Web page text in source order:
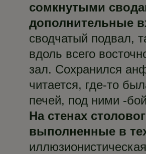
сомкнутыми
дополнительные
сводчатый подвал,
вдоль всего
зал. Сохранился
читается, где-то
печей, под ними -
На стенах
выполненные в